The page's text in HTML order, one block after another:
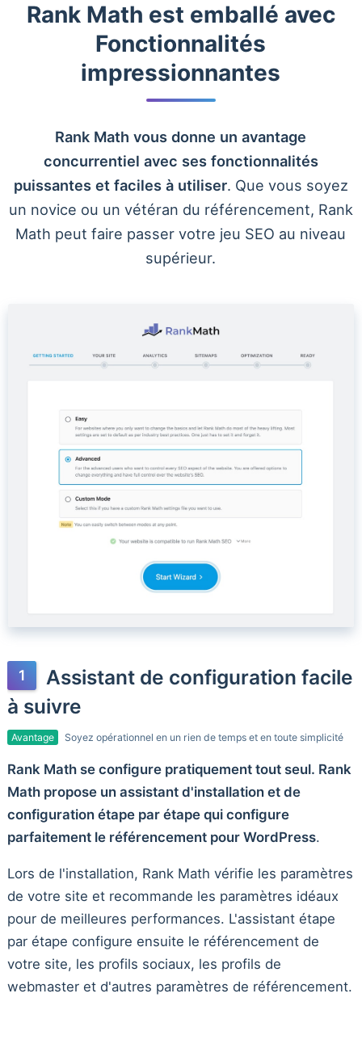
Rank Math est emballé avec
Fonctionnalités
impressionnantes
Rank Math vous donne un avantage
concurrentiel avec ses fonctionnalités
puissantes et faciles à utiliser. Que vous soyez
un novice ou un vétéran du référencement, Rank
Math peut faire passer votre jeu SEO au niveau
supérieur.
Assistant de configuration facile
à suivre
Avantage Soyez opérationnel en un rien de temps et en toute simplicité
Rank Math se configure pratiquement tout seul. Rank
Math propose un assistant d'installation et de
configuration étape par étape qui configure
parfaitement le référencement pour WordPress.
Lors de l'installation, Rank Math vérifie les paramètres
de votre site et recommande les paramètres idéaux
pour de meilleures performances. L'assistant étape
par étape configure ensuite le référencement de
votre site, les profils sociaux, les profils de
webmaster et d'autres paramètres de référencement.